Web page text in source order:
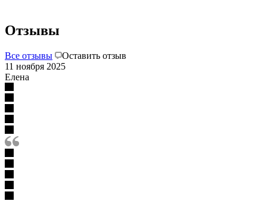
Отзывы
Все отзывы
Оставить отзыв
11 ноября 2025
Елена